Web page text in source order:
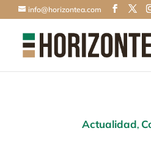
info@horizontea.com
Actualidad,